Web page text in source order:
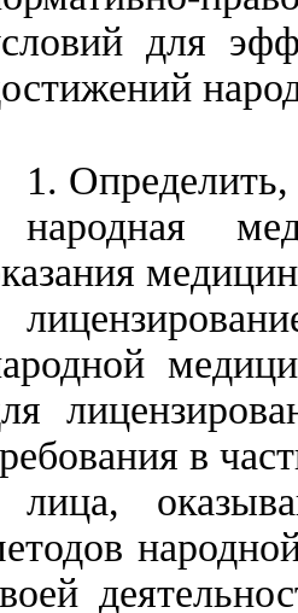
для
1. Определить,
народная
в
лица,